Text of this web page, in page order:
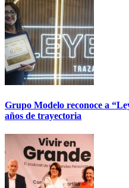
Grupo Modelo reconoce a
años de trayectoria